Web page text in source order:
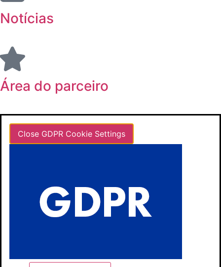
Notícias
Área do parceiro
Close GDPR Cookie Settings